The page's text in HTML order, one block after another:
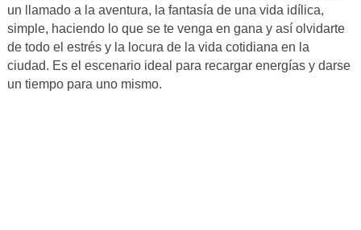
un llamado a la aventura, la fantasía de una vida idílica,
simple, haciendo lo que se te venga en gana y así olvidarte
de todo el estrés y la locura de la vida cotidiana en la
ciudad. Es el escenario ideal para recargar energías y darse
un tiempo para uno mismo.